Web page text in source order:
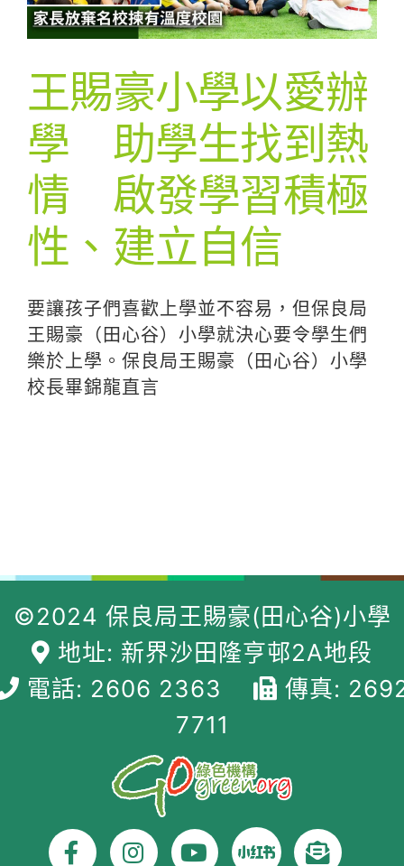
王賜豪小學以愛辦
學 助學生找到熱
情 啟發學習積極
性、建立自信
要讓孩子們喜歡上學並不容易，但保良局
王賜豪（田心谷）小學就決心要令學生們
樂於上學。保良局王賜豪（田心谷）小學
校長畢錦龍直言
©2024 保良局王賜豪(田心谷)小學
地址: 新界沙田隆亨邨2A地段
電話: 2606 2363
傳真:
7711